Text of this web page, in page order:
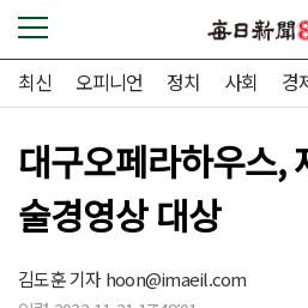
최신 오피니언 정치 사회 경
대구오페라하우스,
술경영상 대상
김도훈 기자hoon@imaeil.com